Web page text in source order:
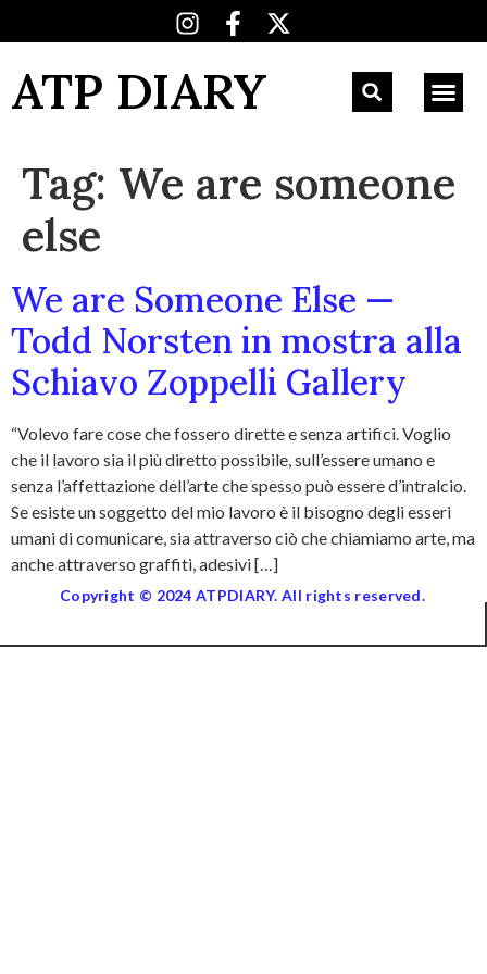
ATP DIARY
Tag: We are someone
else
We are Someone Else —
Todd Norsten in mostra alla
Schiavo Zoppelli Gallery
“Volevo fare cose che fossero dirette e senza artifici. Voglio
che il lavoro sia il più diretto possibile, sull’essere umano e
senza l’affettazione dell’arte che spesso può essere d’intralcio.
Se esiste un soggetto del mio lavoro è il bisogno degli esseri
umani di comunicare, sia attraverso ciò che chiamiamo arte, ma
anche attraverso graffiti, adesivi […]
Copyright © 2024 ATPDIARY. All rights reserved.